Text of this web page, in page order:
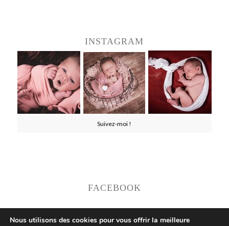
INSTAGRAM
Suivez-moi !
FACEBOOK
Nous utilisons des cookies pour vous offrir la meilleure